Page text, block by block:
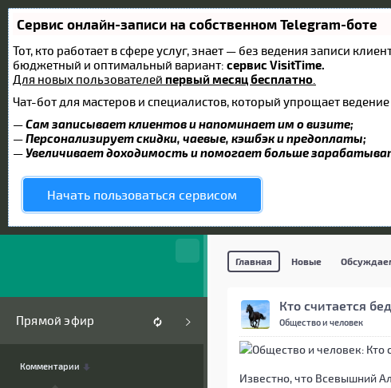
Сервис онлайн-записи на собственном Telegram-боте
Тот, кто работает в сфере услуг, знает — без ведения записи
бюджетный и оптимальный вариант: сервис VisitTime.
Для новых пользователей первый месяц бесплатно
Чат-бот для мастеров и специалистов, который упрощает ведение
—Сам записывает клиентов и напоминает им о визите;
—Персонализирует скидки, чаевые, кэшбэк и предоплаты;
— Увеличивает доходимость и помогает больше
Начать пользоваться сервисом
Прямой эфир
Комментарии
Главная Новые
Кто считается
Общество и человек
Известно, что Всевышний